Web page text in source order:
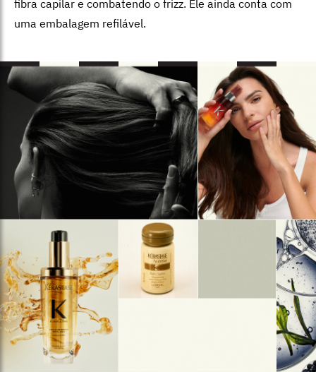
fibra capilar e combatendo o frizz. Ele ainda conta com
uma embalagem refilável.